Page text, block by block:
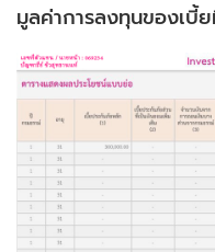
มูลค่าการลงทุนของเบี้